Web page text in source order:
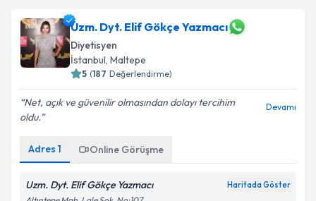
Uzm. Dyt. Elif Gökçe Yazmacı
Diyetisyen
İstanbul, Maltepe
5 (187 Değerlendirme)
Net, açık ve güvenilir olmasından dolayı tercihim
oldu.
Devamı
Adres 1 Online Görüşme
Uzm. Dyt. Elif Gökçe Yazmacı Haritada Göster